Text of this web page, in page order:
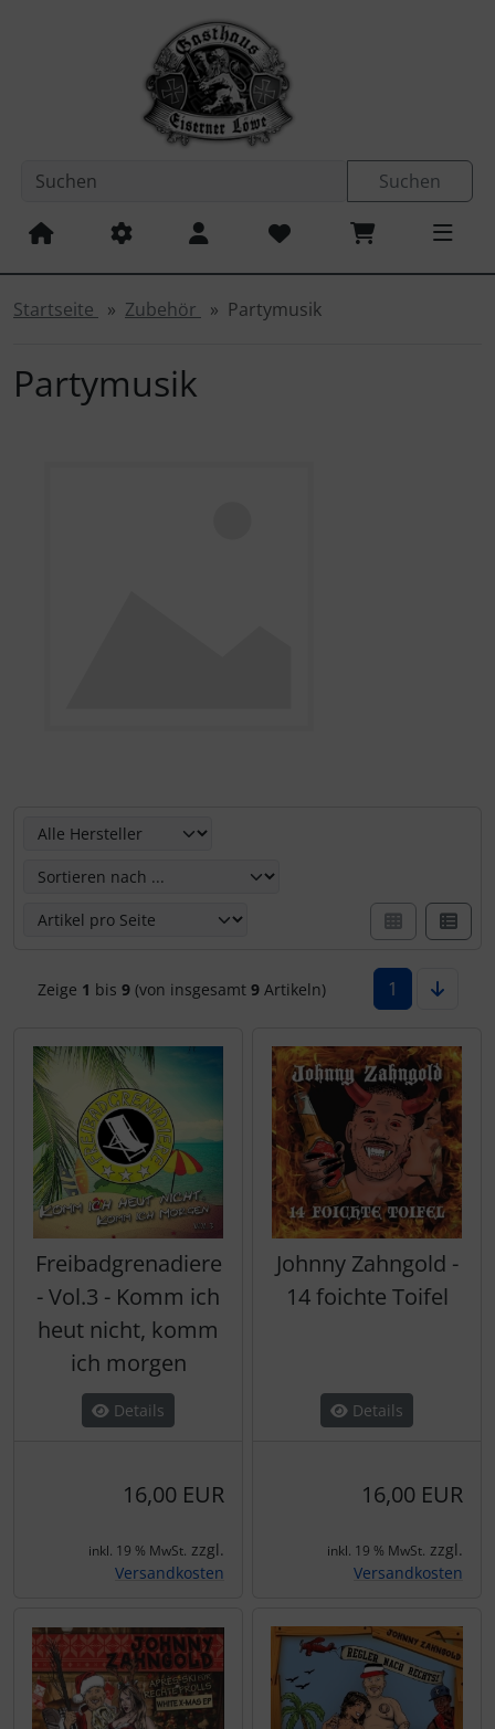
Springe zum Inhalt Springe zur Navigation
Suchen
Startseite Zubehör Partymusik
Partymusik
Zeige 1 bis 9(von insgesamt 9Artikeln) 1
Freibadgrenadiere
- Vol.3 - Komm ich
heut nicht, komm
ich morgen
Details
16,00 EUR
inkl. 19 % MwSt. zzgl.
Versandkosten
Johnny Zahngold -
14 foichte Toifel
Details
16,00 EUR
inkl. 19 % MwSt. zzgl.
Versandkosten